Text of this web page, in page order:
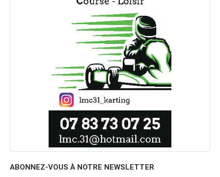
ABONNEZ-VOUS À NOTRE NEWSLETTER